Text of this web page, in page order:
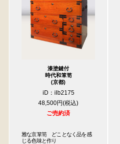
漆塗鍵付
時代和箪笥
(京都)
iD：ilb2175
48,500円
ご売約済
雅な京箪笥　どことなく品を感
じる色味と作り